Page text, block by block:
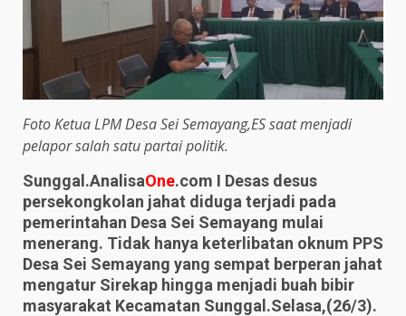
Foto Ketua LPM Desa Sei Semayang,ES saat menjadi
pelapor salah satu partai politik.
Sunggal.AnalisaOne.com I Desas desus
persekongkolan jahat diduga terjadi pada
pemerintahan Desa Sei Semayang mulai
menerang. Tidak hanya keterlibatan oknum PPS
Desa Sei Semayang yang sempat berperan jahat
mengatur Sirekap hingga menjadi buah bibir
masyarakat Kecamatan Sunggal.Selasa,(26/3).